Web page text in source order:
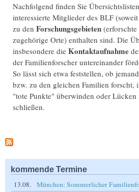
Nachfolgend finden Sie
interessierte Mitglieder des BLF
zu den Forschungsgebieten
zugehörige Orte) enthalten sind. Die
insbesondere die Kontaktaufnahme
der Familienforscher untereinander
So lässt sich etwa feststellen, ob
bzw. zu den gleichen Familien forscht,
"tote Punkte" überwinden oder Lücken
schließen.
kommende Termine
13.08.
München: Sommerlicher